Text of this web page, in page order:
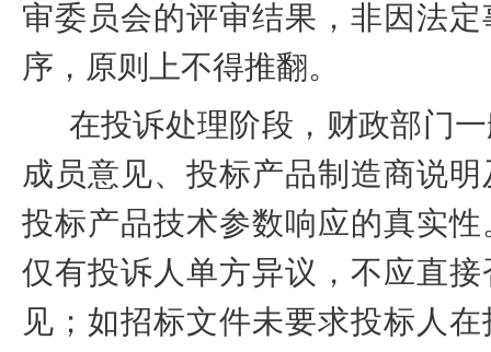
审委员会的评审结果，非因法
序，原则上不得推翻。
在投诉处理阶段，财政部门
成员意见、投标产品制造商说
投标产品技术参数响应的真实
仅有投诉人单方异议，不应直
见；如招标文件未要求投标人